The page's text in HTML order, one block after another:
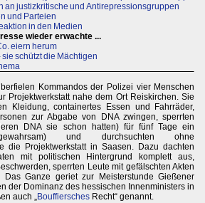
an justizkritische und Antirepressionsgruppen
und Parteien
in den Medien
wieder erwachte ...
eiern herum
sie schützt die Mächtigen
Kommandos der Polizei vier Menschen
Projektwerkstatt nahe dem Ort Reiskirchen. Sie
Kleidung, containertes Essen und Fahrräder,
zur Abgabe von DNA zwingen, sperrten
DNA sie schon hatten) für fünf Tage ein
und durchsuchten ohne
die Projektwerkstatt in Saasen. Dazu dachten
mit politischen Hintergrund komplett aus,
sperrten Leute mit gefälschten Akten
Ganze geriet zur Meisterstunde Gießener
der Dominanz des hessischen Innenministers in
auch „Bouffiersches Recht“ genannt.